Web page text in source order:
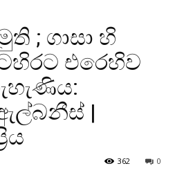
; ගාසා හි
එරෙහිව
|
0
362